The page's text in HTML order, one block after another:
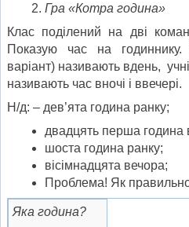
Гра «Котра година»
Клас поділений на дві
Показую час на
варіант) називають вдень,
називають час вночі і ввечері.
Н/д: – дев’ята година ранку;
двадцять перша година
шоста година ранку;
вісімнадцята вечора;
Проблема! Як
Яка година?